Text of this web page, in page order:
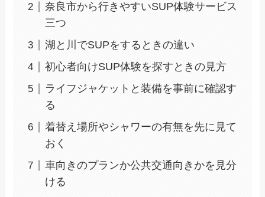
奈良市から行きやすいSUP体験サービス
三つ
湖と川でSUPをするときの違い
初心者向けSUP体験を探すときの見方
ライフジャケットと装備を事前に確認す
る
着替え場所やシャワーの有無を先に見て
おく
車向きのプランか公共交通向きかを見分
ける